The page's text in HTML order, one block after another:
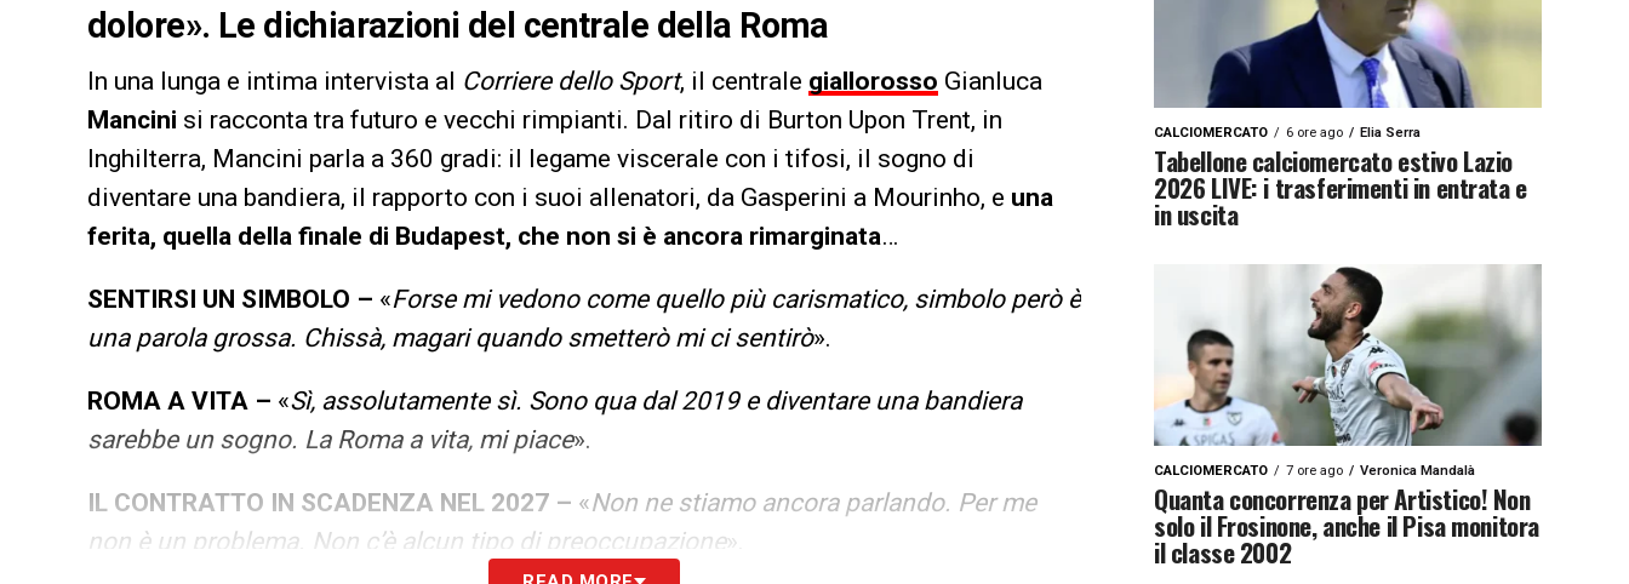
dolore». Le dichiarazioni del centrale della Roma
In una lunga e intima intervista al Corriere dello Sport, il centrale giallorosso Gianluca
Mancini si racconta tra futuro e vecchi rimpianti. Dal ritiro di Burton Upon Trent, in
Inghilterra, Mancini parla a 360 gradi: il legame viscerale con i tifosi, il sogno di
diventare una bandiera, il rapporto con i suoi allenatori, da Gasperini a Mourinho, e una
ferita, quella della finale di Budapest, che non si è ancora rimarginata…
SENTIRSI UN SIMBOLO – «Forse mi vedono come quello più carismatico, simbolo però è
una parola grossa. Chissà, magari quando smetterò mi ci sentirò».
ROMA A VITA – «Sì, assolutamente sì. Sono qua dal 2019 e diventare una bandiera
sarebbe un sogno. La Roma a vita, mi piace».
IL CONTRATTO IN SCADENZA NEL 2027 – «Non ne stiamo ancora parlando. Per me
non è un problema. Non c’è alcun tipo di preoccupazione».
CALCIOMERCATO 6 ore ago Elia Serra
Tabellone calciomercato estivo Lazio
2026 LIVE: i trasferimenti in entrata e
in uscita
CALCIOMERCATO 7 ore ago Veronica Mandalà
Quanta concorrenza per Artistico! Non
solo il Frosinone, anche il Pisa monitora
il classe 2002